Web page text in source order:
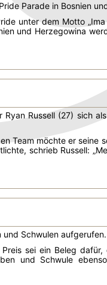
Parade in Bosnien
unter dem Motto „Ima
und Herzegowina
Russell (27) sich
Team möchte er seine
schrieb Russell:
Schwulen aufgerufen.
sei ein Beleg dafür,
und Schwule